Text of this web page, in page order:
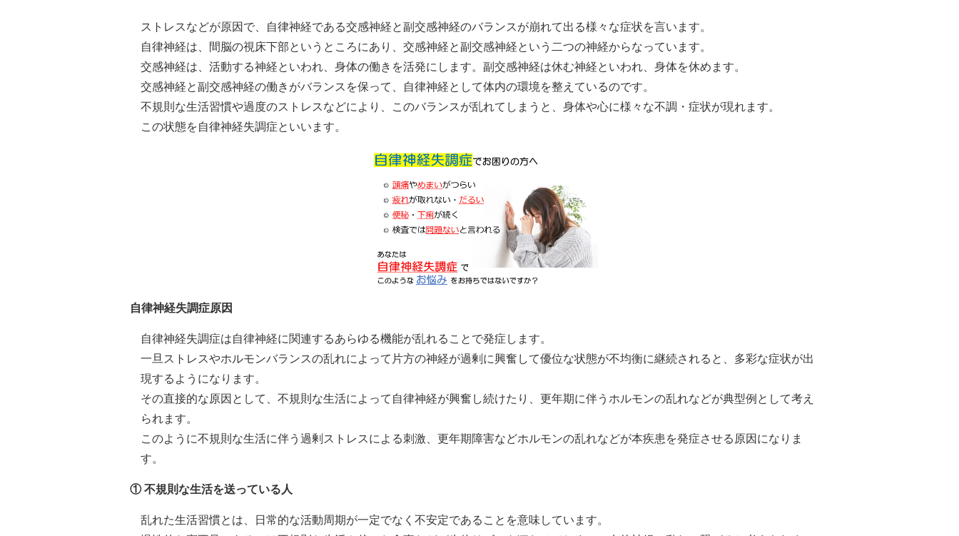
ストレスなどが原因で、自律神経である交感神経と副交感神経のバランスが崩れて出る様々な症状を言います。
自律神経は、間脳の視床下部というところにあり、交感神経と副交感神経という二つの神経からなっています。
交感神経は、活動する神経といわれ、身体の働きを活発にします。副交感神経は休む神経といわれ、身体を休めます。
交感神経と副交感神経の働きがバランスを保って、自律神経として体内の環境を整えているのです。
不規則な生活習慣や過度のストレスなどにより、このバランスが乱れてしまうと、身体や心に様々な不調・症状が現れます。
この状態を自律神経失調症といいます。
自律神経失調症原因
自律神経失調症は自律神経に関連するあらゆる機能が乱れることで発症します。
一旦ストレスやホルモンバランスの乱れによって片方の神経が過剰に興奮して優位な状態が不均衡に継続されると、多彩な症状が出
現するようになります。
その直接的な原因として、不規則な生活によって自律神経が興奮し続けたり、更年期に伴うホルモンの乱れなどが典型例として考え
られます。
このように不規則な生活に伴う過剰ストレスによる刺激、更年期障害などホルモンの乱れなどが本疾患を発症させる原因になりま
す。
① 不規則な生活を送っている人
乱れた生活習慣とは、日常的な活動周期が一定でなく不安定であることを意味しています。